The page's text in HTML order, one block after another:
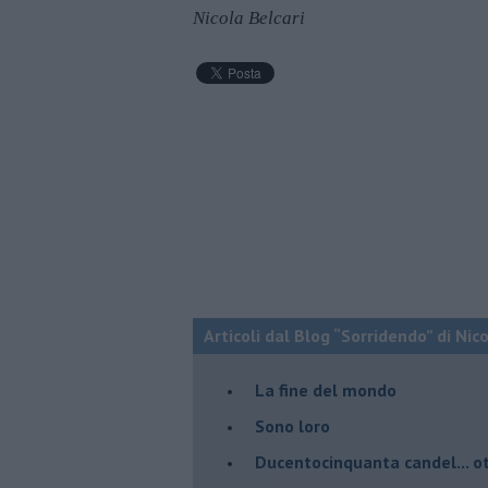
Nicola Belcari
Articoli dal Blog “Sorridendo” di
La fine del mondo
Sono loro
Ducentocinquanta candel...